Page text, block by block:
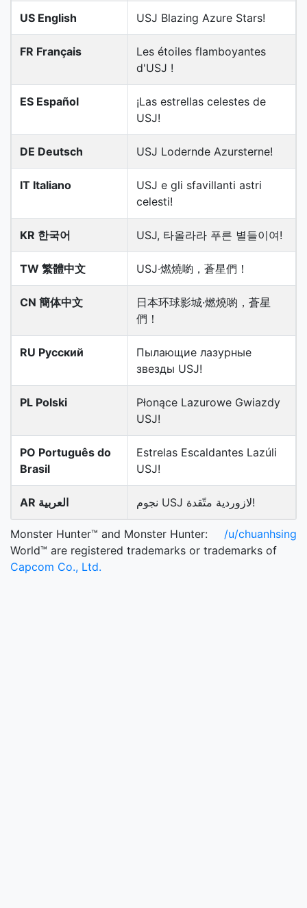
US English USJ Blazing Azure Stars!
FR Français
Les étoiles flamboyantes
d'USJ !
ES Español
¡Las estrellas celestes de
USJ!
DE Deutsch USJ Lodernde Azursterne!
IT Italiano
USJ e gli sfavillanti astri
celesti!
KR 한국어 USJ, 타올라라 푸른 별들이여!
TW 繁體中文 USJ‧燃燒喲，蒼星們！
CN 簡体中文
日本环球影城·燃燒喲，蒼星
們！
RU Русский
Пылающие лазурные
звезды USJ!
PL Polski
Płonące Lazurowe Gwiazdy
USJ!
PO Português do
Brasil
Estrelas Escaldantes Lazúli
USJ!
AR العربية نجوم USJ لازوردية متّقدة!
/u/chuanhsing
Monster Hunter™ and Monster Hunter:
World™ are registered trademarks or trademarks of
Capcom Co., Ltd.